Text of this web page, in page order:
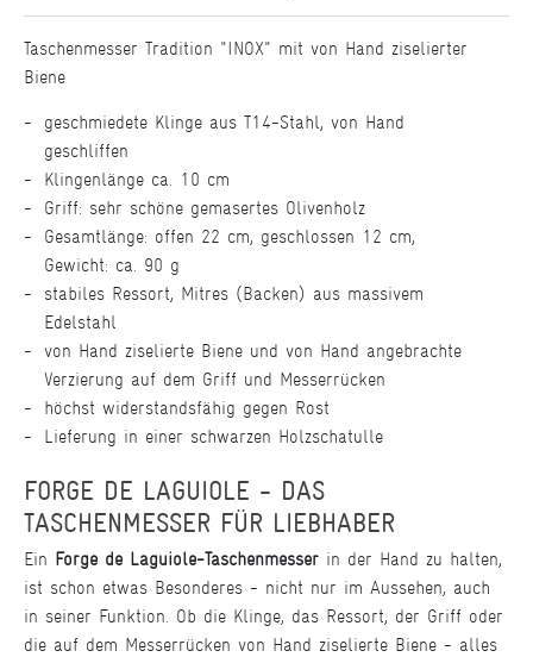
Taschenmesser Tradition "INOX" mit von Hand ziselierter
Biene
geschmiedete Klinge aus T14-Stahl, von Hand
geschliffen
Klingenlänge ca. 10 cm
Griff: sehr schöne gemasertes Olivenholz
Gesamtlänge: offen 22 cm, geschlossen 12 cm,
Gewicht: ca. 90 g
stabiles Ressort, Mitres (Backen) aus massivem
Edelstahl
von Hand ziselierte Biene und von Hand angebrachte
Verzierung auf dem Griff und Messerrücken
höchst widerstandsfähig gegen Rost
Lieferung in einer schwarzen Holzschatulle
FORGE DE LAGUIOLE - DAS
TASCHENMESSER FÜR LIEBHABER
Ein Forge de Laguiole-Taschenmesser in der Hand zu halten,
ist schon etwas Besonderes - nicht nur im Aussehen, auch
in seiner Funktion. Ob die Klinge, das Ressort, der Griff oder
die auf dem Messerrücken von Hand ziselierte Biene - alles